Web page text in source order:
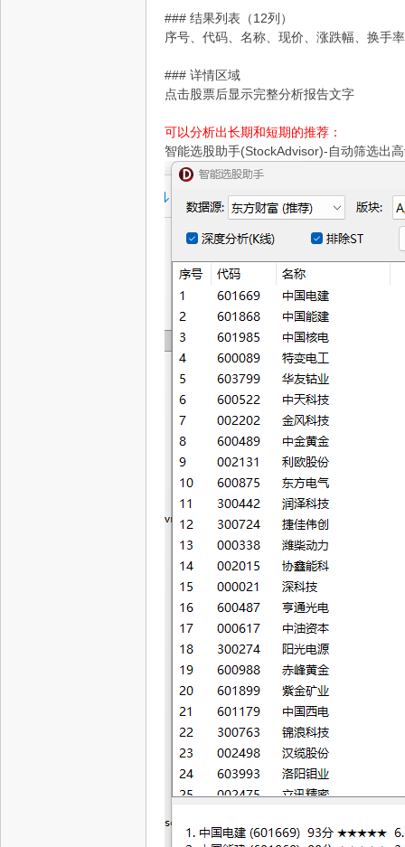
### 结果列表（12列）
序号、代码、名称、现价、涨跌幅、换手
### 详情区域
点击股票后显示完整分析报告文字
可以分析出长期和短期的推荐：
智能选股助手(StockAdvisor)-自动筛选出